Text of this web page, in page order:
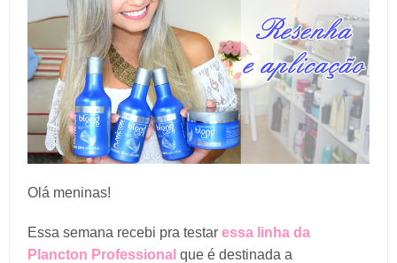
Olá meninas!
Essa semana recebi pra testar essa linha da
Plancton Professional que é destinada a